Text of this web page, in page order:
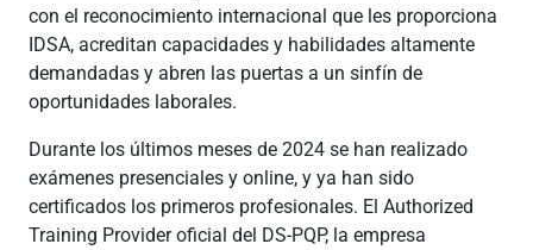
con el reconocimiento internacional que les proporciona
IDSA, acreditan capacidades y habilidades altamente
demandadas y abren las puertas a un sinfín de
oportunidades laborales.
Durante los últimos meses de 2024 se han realizado
exámenes presenciales y online, y ya han sido
certificados los primeros profesionales. El Authorized
Training Provider oficial del DS-PQP, la empresa